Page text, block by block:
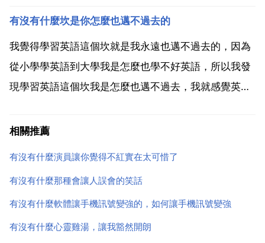
因為沉重的背景放棄，到最近看完發現承載了很多現實
意義。那是一個關於親情 友情 愛情 責任的故事，關...
有沒有什麼坎是你怎麼也邁不過去的
我覺得學習英語這個坎就是我永遠也邁不過去的，因為
從小學學英語到大學我是怎麼也學不好英語，所以我發
現學習英語這個坎我是怎麼也邁不過去，我就感覺英語
的，那就是我媽的過世，本來那天不上班，媽就有點不
相關推薦
有沒有什麼演員讓你覺得不紅實在太可惜了
有沒有什麼那種會讓人誤會的笑話
有沒有什麼軟體讓手機訊號變強的，如何讓手機訊號變強
有沒有什麼心靈雞湯，讓我豁然開朗